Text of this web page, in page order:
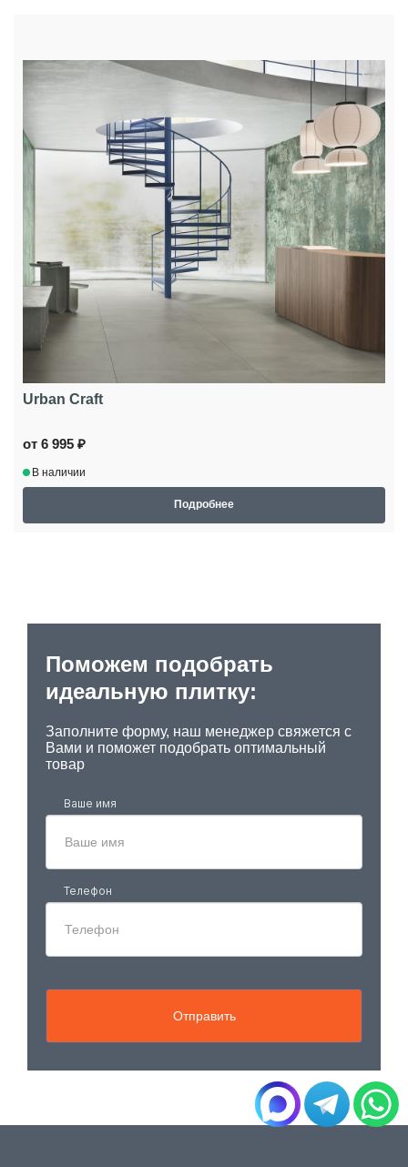
Urban Craft
от 6 995 ₽
В наличии
Подробнее
Поможем подобрать
идеальную плитку:
Заполните форму, наш менеджер свяжется с
Вами и поможет подобрать оптимальный
товар
Ваше имя
Телефон
Отправить